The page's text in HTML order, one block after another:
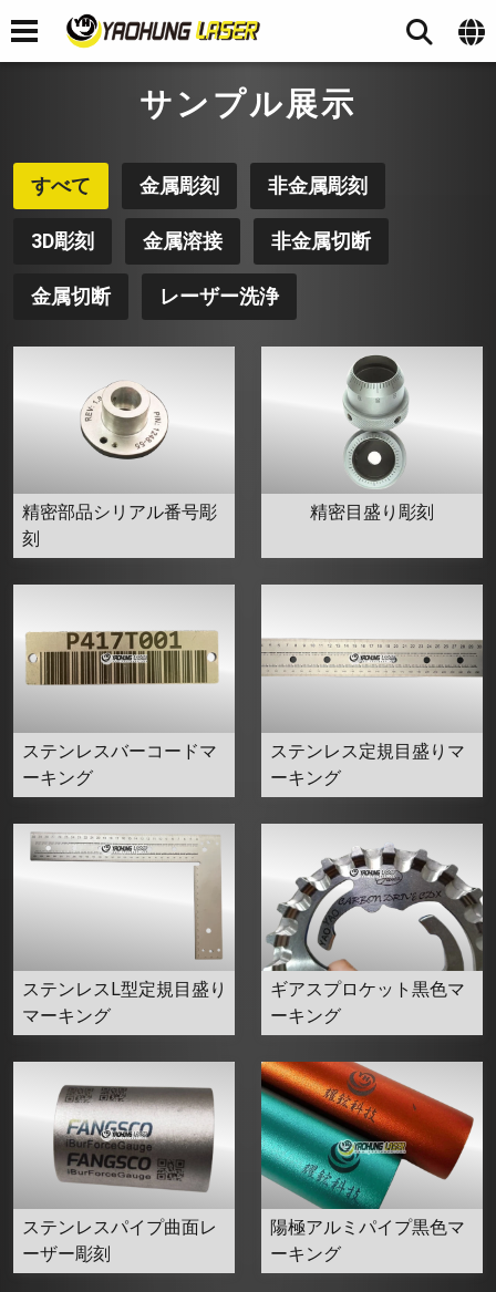
サンプル展示
すべて 金属彫刻 非金属彫刻
3D彫刻 金属溶接 非金属切断
金属切断 レーザー洗浄
精密部品シリアル番号彫
刻
精密目盛り彫刻
ステンレスバーコードマ
ーキング
ステンレス定規目盛りマ
ーキング
ステンレスL型定規目盛り
マーキング
ギアスプロケット黒色マ
ーキング
ステンレスパイプ曲面レ
ーザー彫刻
陽極アルミパイプ黒色マ
ーキング